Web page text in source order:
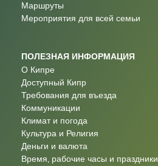
Маршруты
Мероприятия для всей семьи
ПОЛЕЗНАЯ ИНФОРМАЦИЯ
О Кипре
Доступный Кипр
Требования для въезда
Коммуникации
Климат и погода
Культура и Религия
Деньги и валюта
Время, рабочие часы и праздники